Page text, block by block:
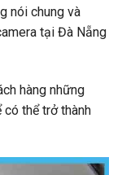
nói chung và
tại Đà Nẵng
hàng những
thể trở thành